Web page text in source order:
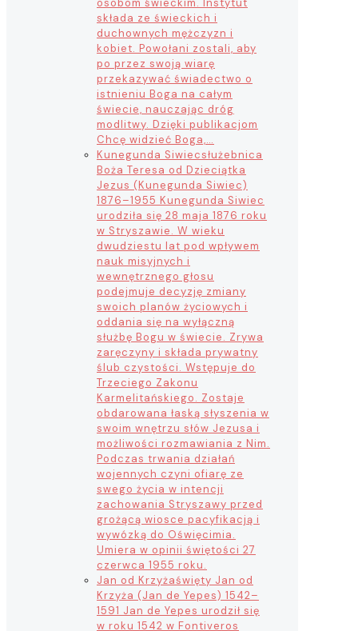
składa ze świeckich i
duchownych mężczyzn i
kobiet. Powołani zostali, aby
po przez swoją wiarę
przekazywać świadectwo o
istnieniu Boga na całym
świecie, nauczając dróg
modlitwy. Dzięki publikacjom
Chcę widzieć Boga,…
Kunegunda Siwiecsłużebnica
Boża Teresa od Dzieciątka
Jezus (Kunegunda Siwiec)
1876–1955 Kunegunda Siwiec
urodziła się 28 maja 1876 roku
w Stryszawie. W wieku
dwudziestu lat pod wpływem
nauk misyjnych i
wewnętrznego głosu
podejmuje decyzję zmiany
swoich planów życiowych i
oddania się na wyłączną
służbę Bogu w świecie. Zrywa
zaręczyny i składa prywatny
ślub czystości. Wstępuje do
Trzeciego Zakonu
Karmelitańskiego. Zostaje
obdarowana łaską słyszenia w
swoim wnętrzu słów Jezusa i
możliwości rozmawiania z Nim.
Podczas trwania działań
wojennych czyni ofiarę ze
swego życia w intencji
zachowania Stryszawy przed
grożącą wiosce pacyfikacją i
wywózką do Oświęcimia.
Umiera w opinii świętości 27
czerwca 1955 roku.
Jan od Krzyżaświęty Jan od
Krzyża (Jan de Yepes) 1542–
1591 Jan de Yepes urodził się
w roku 1542 w Fontiveros